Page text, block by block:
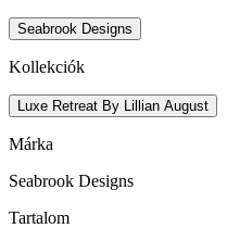
Seabrook Designs
Kollekciók
Luxe Retreat By Lillian August
Márka
Seabrook Designs
Tartalom